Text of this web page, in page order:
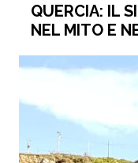
QUERCIA: IL
NEL MITO E